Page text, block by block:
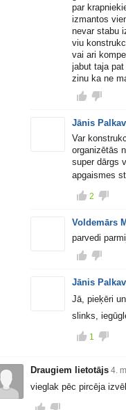
par
izmantos
nevar stabu
viu
vai ari
jabut taja
zinu ka ne
Jānis
Var
organizētās
super dārgs
apgaismes
2
Voldemārs
parvedi
Jānis
Jā, pieķēri
slinks,
1
Draugiem lietotājs 4.
vieglak pēc pircēja